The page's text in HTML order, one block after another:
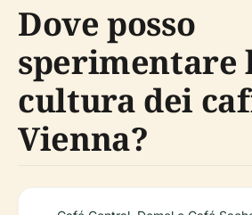
Dove posso
sperimentare
cultura dei
Vienna?